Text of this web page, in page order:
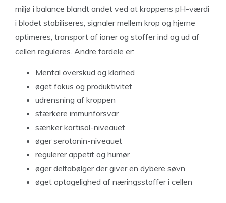
miljø i balance blandt andet ved at kroppens pH-værdi
i blodet stabiliseres, signaler mellem krop og hjerne
optimeres, transport af ioner og stoffer ind og ud af
cellen reguleres. Andre fordele er:
Mental overskud og klarhed
øget fokus og produktivitet
udrensning af kroppen
stærkere immunforsvar
sænker kortisol-niveauet
øger serotonin-niveauet
regulerer appetit og humør
øger deltabølger der giver en dybere søvn
øget optagelighed af næringsstoffer i cellen